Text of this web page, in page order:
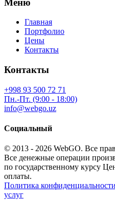
Главная
Портфолио
Цены
Контакты
Контакты
+998 93 500 72 71
Пн.-Пт. (9:00 - 18:00)
info@webgo.uz
Социальный
© 2013 - 2026 WebGO. Все
Все денежные операции
по государственному курсу
оплаты.
Политика конфиденциальности
услуг